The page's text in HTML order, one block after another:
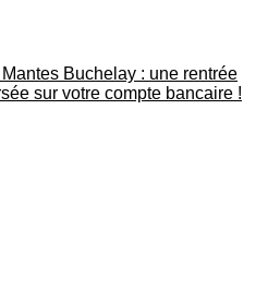
Buchelay : une rentrée
sur votre compte bancaire !